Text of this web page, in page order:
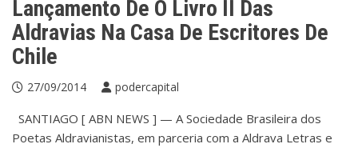
Lançamento De O Livro II Das
Aldravias Na Casa De Escritores De
Chile
27/09/2014 podercapital
SANTIAGO [ ABN NEWS ] — A Sociedade Brasileira dos
Poetas Aldravianistas, em parceria com a Aldrava Letras e